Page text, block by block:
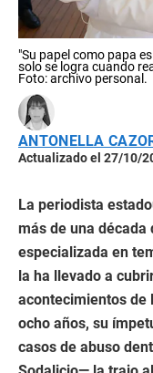
"Su papel como papa
solo se logra cuando
Foto: archivo personal.
ANTONELLA
Actualizado el 27/10/
La periodista
más de una
especializada en
la ha llevado a
acontecimientos de
ocho años, su
casos de abuso